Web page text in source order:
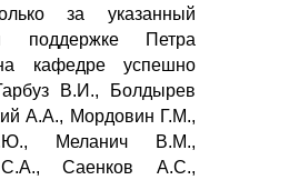
за указанный
поддержке Петра
кафедре успешно
В.И., Болдырев
А.А., Мордовин Г.М.,
Меланич В.М.,
С.А., Саенков А.С.,